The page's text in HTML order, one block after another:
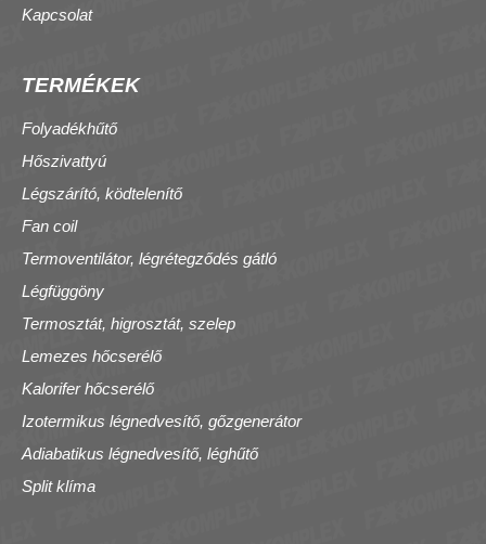
Kapcsolat
TERMÉKEK
Folyadékhűtő
Hőszivattyú
Légszárító, ködtelenítő
Fan coil
Termoventilátor, légrétegződés gátló
Légfüggöny
Termosztát, higrosztát, szelep
Lemezes hőcserélő
Kalorifer hőcserélő
Izotermikus légnedvesítő, gőzgenerátor
Adiabatikus légnedvesítő, léghűtő
Split klíma